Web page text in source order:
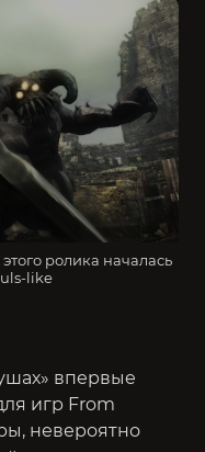
ролика началась
like
впервые
игр From
невероятно